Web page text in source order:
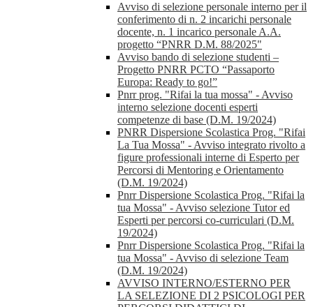
Avviso di selezione personale interno per il
conferimento di n. 2 incarichi personale
docente, n. 1 incarico personale A.A.
progetto “PNRR D.M. 88/2025"
Avviso bando di selezione studenti –
Progetto PNRR PCTO “Passaporto
Europa: Ready to go!”
Pnrr prog. "Rifai la tua mossa" - Avviso
interno selezione docenti esperti
competenze di base (D.M. 19/2024)
PNRR Dispersione Scolastica Prog. "Rifai
La Tua Mossa" - Avviso integrato rivolto a
figure professionali interne di Esperto per
Percorsi di Mentoring e Orientamento
(D.M. 19/2024)
Pnrr Dispersione Scolastica Prog. "Rifai la
tua Mossa" - Avviso selezione Tutor ed
Esperti per percorsi co-curriculari (D.M.
19/2024)
Pnrr Dispersione Scolastica Prog. "Rifai la
tua Mossa" - Avviso di selezione Team
(D.M. 19/2024)
AVVISO INTERNO/ESTERNO PER
LA SELEZIONE DI 2 PSICOLOGI PER